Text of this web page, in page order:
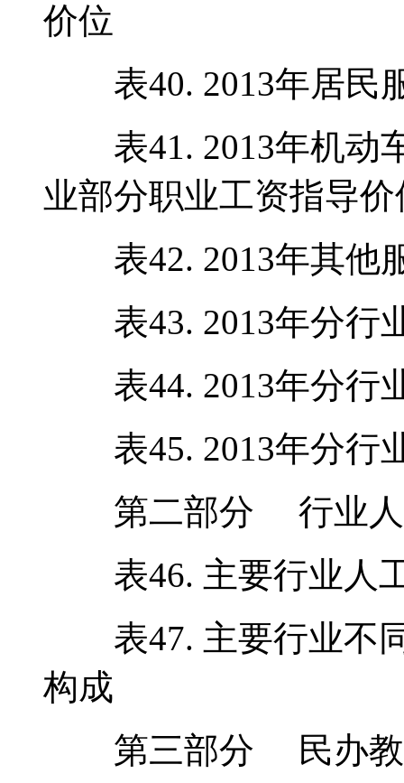
价位
表40. 2013年居民
表41. 2013年机动
业部分职业工资指导价
表42. 2013年其他
表43. 2013年分行
表44. 2013年分行
表45. 2013年分行
第二部分 行业人
表46. 主要行业人
表47. 主要行业不同
构成
第三部分 民办教